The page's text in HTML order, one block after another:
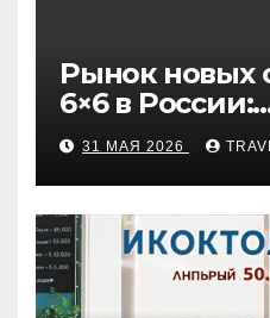
Рынок новых
6×6 в России:
31 МАЯ 2026